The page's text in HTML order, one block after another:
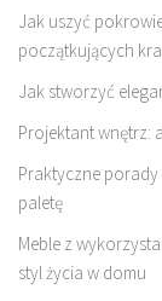
Jak uszyć
początkujących
Jak stworzyć
Projektant wnętrz:
Praktyczne
paletę
Meble z
styl życia w domu